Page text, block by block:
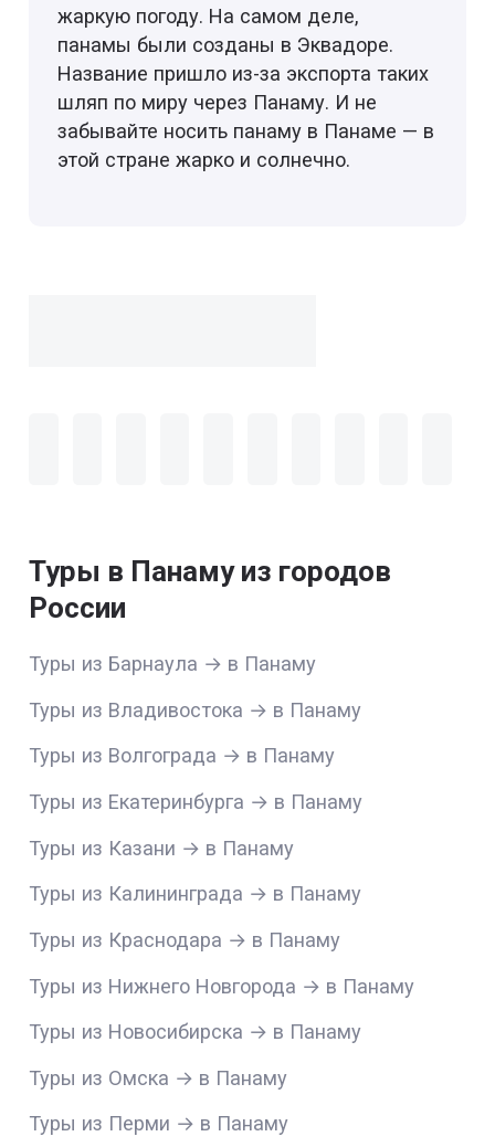
жаркую погоду. На самом деле,
панамы были созданы в Эквадоре.
Название пришло из-за экспорта таких
шляп по миру через Панаму. И не
забывайте носить панаму в Панаме — в
этой стране жарко и солнечно.
Туры в Панаму из городов
России
Туры из Барнаула → в Панаму
Туры из Владивостока → в Панаму
Туры из Волгограда → в Панаму
Туры из Екатеринбурга → в Панаму
Туры из Казани → в Панаму
Туры из Калининграда → в Панаму
Туры из Краснодара → в Панаму
Туры из Нижнего Новгорода → в Панаму
Туры из Новосибирска → в Панаму
Туры из Омска → в Панаму
Туры из Перми → в Панаму